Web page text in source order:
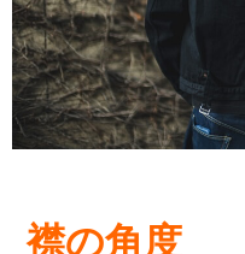
襟の角度